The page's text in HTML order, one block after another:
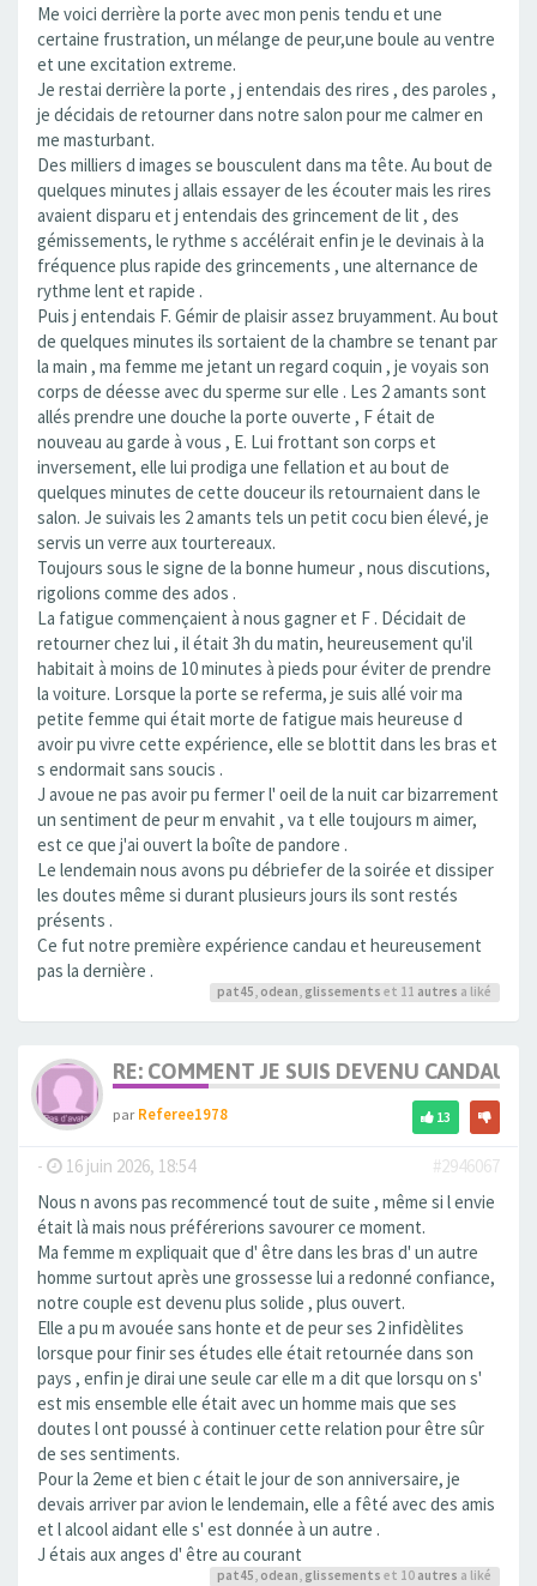
Me voici derrière la porte avec mon penis tendu et une
certaine frustration, un mélange de peur,une boule au ventre
et une excitation extreme.
Je restai derrière la porte , j entendais des rires , des paroles ,
je décidais de retourner dans notre salon pour me calmer en
me masturbant.
Des milliers d images se bousculent dans ma tête. Au bout de
quelques minutes j allais essayer de les écouter mais les rires
avaient disparu et j entendais des grincement de lit , des
gémissements, le rythme s accélérait enfin je le devinais à la
fréquence plus rapide des grincements , une alternance de
rythme lent et rapide .
Puis j entendais F. Gémir de plaisir assez bruyamment. Au bout
de quelques minutes ils sortaient de la chambre se tenant par
la main , ma femme me jetant un regard coquin , je voyais son
corps de déesse avec du sperme sur elle . Les 2 amants sont
allés prendre une douche la porte ouverte , F était de
nouveau au garde à vous , E. Lui frottant son corps et
inversement, elle lui prodiga une fellation et au bout de
quelques minutes de cette douceur ils retournaient dans le
salon. Je suivais les 2 amants tels un petit cocu bien élevé, je
servis un verre aux tourtereaux.
Toujours sous le signe de la bonne humeur , nous discutions,
rigolions comme des ados .
La fatigue commençaient à nous gagner et F . Décidait de
retourner chez lui , il était 3h du matin, heureusement qu'il
habitait à moins de 10 minutes à pieds pour éviter de prendre
la voiture. Lorsque la porte se referma, je suis allé voir ma
petite femme qui était morte de fatigue mais heureuse d
avoir pu vivre cette expérience, elle se blottit dans les bras et
s endormait sans soucis .
J avoue ne pas avoir pu fermer l' oeil de la nuit car bizarrement
un sentiment de peur m envahit , va t elle toujours m aimer,
est ce que j'ai ouvert la boîte de pandore .
Le lendemain nous avons pu débriefer de la soirée et dissiper
les doutes même si durant plusieurs jours ils sont restés
présents .
Ce fut notre première expérience candau et heureusement
pas la dernière .
pat45 odean glissements et 11 autres a liké
RE: COMMENT JE SUIS DEVENU
parReferee1978 13
- 16 juin 2026, 18:54
#2946067
Nous n avons pas recommencé tout de suite , même si l envie
était là mais nous préférerions savourer ce moment.
Ma femme m expliquait que d' être dans les bras d' un autre
homme surtout après une grossesse lui a redonné confiance,
notre couple est devenu plus solide , plus ouvert.
Elle a pu m avouée sans honte et de peur ses 2 infidèlites
lorsque pour finir ses études elle était retournée dans son
pays , enfin je dirai une seule car elle m a dit que lorsqu on s'
est mis ensemble elle était avec un homme mais que ses
doutes l ont poussé à continuer cette relation pour être sûr
de ses sentiments.
Pour la 2eme et bien c était le jour de son anniversaire, je
devais arriver par avion le lendemain, elle a fêté avec des amis
et l alcool aidant elle s' est donnée à un autre .
J étais aux anges d' être au courant
pat45, odean, glissements et 10 autres a liké